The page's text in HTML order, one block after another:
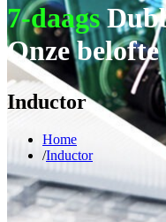
7-daags
Onze belofte
Inductor
Home
Inductor